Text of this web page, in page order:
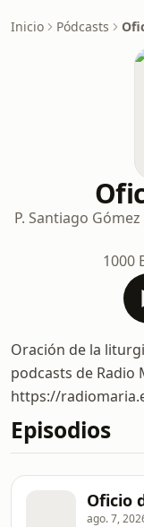
Inicio Pódcasts
P. Santiago
1000
Oración de la
podcasts de Radio
https://
Episodios
Oficio
ago. 7,